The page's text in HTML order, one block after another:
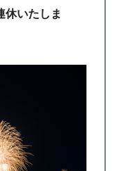
休いたしま